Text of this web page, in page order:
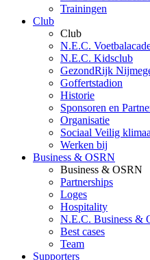
Trainingen
Club
Club
N.E.C.
N.E.C. Kidsclub
GezondRijk
Goffertstadion
Historie
Sponsoren en
Organisatie
Sociaal Veilig
Werken bij
Business & OSRN
Business & OSRN
Partnerships
Loges
Hospitality
N.E.C. Business &
Best cases
Team
Supporters